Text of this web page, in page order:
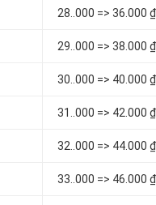
28..000 => 36.000
29..000 => 38.000
30..000 => 40.000
31..000 => 42.000
32..000 => 44.000
33..000 => 46.000